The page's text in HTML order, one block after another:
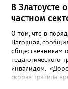
В Златоусте
частном
О том, что в
Нагорная,
общественникам
педагогического
инвалидом.
скорая тратила